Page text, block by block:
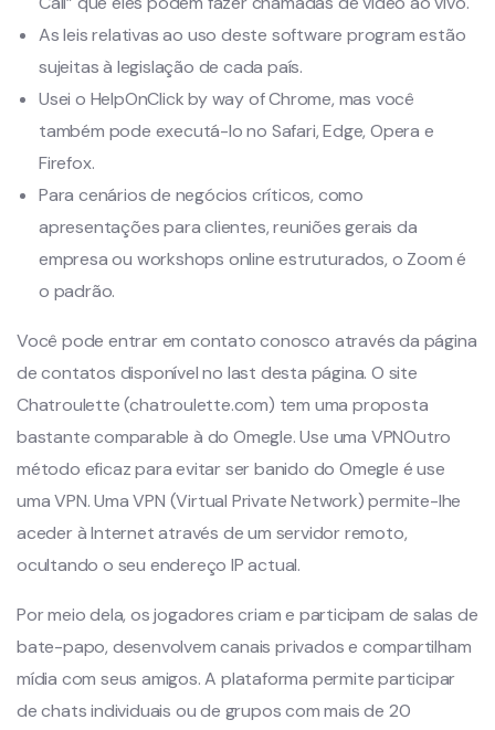
As leis relativas ao uso deste software program estão
sujeitas à legislação de cada país.
Usei o HelpOnClick by way of Chrome, mas você
também pode executá-lo no Safari, Edge, Opera e
Firefox.
Para cenários de negócios críticos, como
apresentações para clientes, reuniões gerais da
empresa ou workshops online estruturados, o Zoom é
o padrão.
Você pode entrar em contato conosco através da página
de contatos disponível no last desta página. O site
Chatroulette (chatroulette.com) tem uma proposta
bastante comparable à do Omegle. Use uma VPNOutro
método eficaz para evitar ser banido do Omegle é use⁢
uma VPN. Uma VPN (Virtual Private Network) permite-lhe
aceder à Internet através de um servidor remoto,
ocultando o seu endereço IP actual.
Por meio dela, os jogadores criam e participam de salas de
bate-papo, desenvolvem canais privados e compartilham
mídia com seus amigos. A plataforma permite participar
de chats individuais ou de grupos com mais de 20